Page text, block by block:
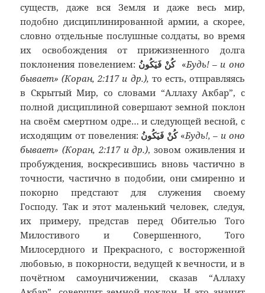
существ, даже вся Земля и даже весь мир,
подобно дисциплинированной армии, а скорее,
словно отдельные послушные солдаты, во время
их освобождения от прижизненного долга
поклонения повелением:
كُنْ فَيَكُونُ «Будь! – и оно
бывает» (Коран, 2:117 и др.), то есть, отправляясь
в Скрытый Мир, со словами “Аллаху Акбар”, с
полной дисциплиной совершают земной поклон
на своём смертном одре… и следующей весной, с
исходящим от повеления: كُنْ فَيَكُونُ«Будь!, – и оно
бывает» (Коран, 2:117 и др.), зовом оживления и
пробуждения, воскресившись вновь частично в
точности, частично в подобии, они смиренно и
покорно предстают для служения своему
Господу. Так и этот маленький человек, следуя,
их примеру, представ перед Обителью Того
Милостивого и Совершенного, Того
Милосердного и Прекрасного, с восторженной
любовью, в покорности, ведущей к вечности, и в
почётном самоуничижении, сказав “Аллаху